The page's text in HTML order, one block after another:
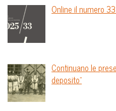
Online il numero
Continuano le
deposito”